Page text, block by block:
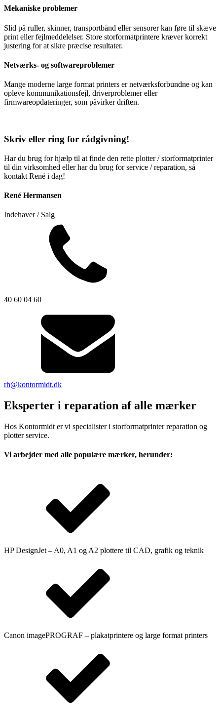
Mekaniske problemer
Slid på ruller, skinner, transportbånd eller sensorer kan føre til skæve
print eller fejlmeddelelser. Store storformatprintere kræver korrekt
justering for at sikre præcise resultater.
Netværks- og softwareproblemer
Mange moderne large format printers er netværksforbundne og kan
opleve kommunikationsfejl, driverproblemer eller
firmwareopdateringer, som påvirker driften.
Skriv eller ring for rådgivning!
Har du brug for hjælp til at finde den rette plotter / storformatprinter
til din virksomhed eller har du brug for service / reparation, så
kontakt René i dag!
René Hermansen
Indehaver / Salg
40 60 04 60
rh@kontormidt.dk
Eksperter i reparation af alle mærker
Hos Kontormidt er vi specialister i storformatprinter reparation og
plotter service.
Vi arbejder med alle populære mærker, herunder:
HP DesignJet – A0, A1 og A2 plottere til CAD, grafik og teknik
Canon imagePROGRAF – plakatprintere og large format printers